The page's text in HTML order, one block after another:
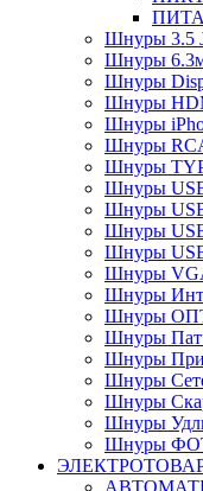
Шнуры 3.5
Шнуры
Шнуры
Шнуры
Шнуры
Шнуры
Шнуры
Шнуры
Шнуры
Шнуры
Шнуры
Шнуры
Шнуры
Шнуры
Шнуры
Шнуры
Шнуры
Шнуры
Шнуры
Шнуры